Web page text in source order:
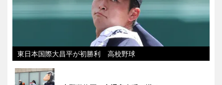
東日本国際大昌平が初勝利 高校野球